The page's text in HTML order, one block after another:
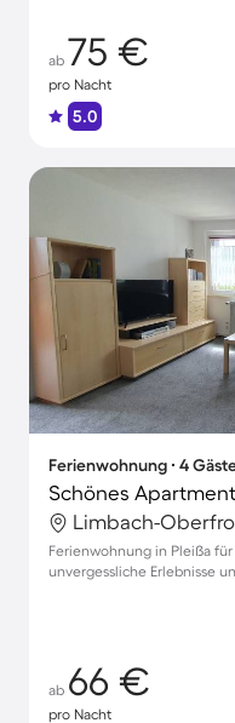
ab 75 €
pro Nacht
5.0
Ferienwohnung ∙ 4
Ferienwohnung in Pleißa
unvergessliche Erlebnisse
ab 66 €
pro Nacht